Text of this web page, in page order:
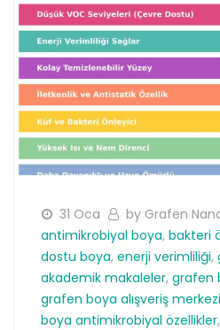
31 Oca by Grafen
antimikrobiyal boya, bakteri
dostu boya, enerji verimliliği,
akademik makaleler, grafen
grafen boya alışveriş merkezi
boya antimikrobiyal özellikler,